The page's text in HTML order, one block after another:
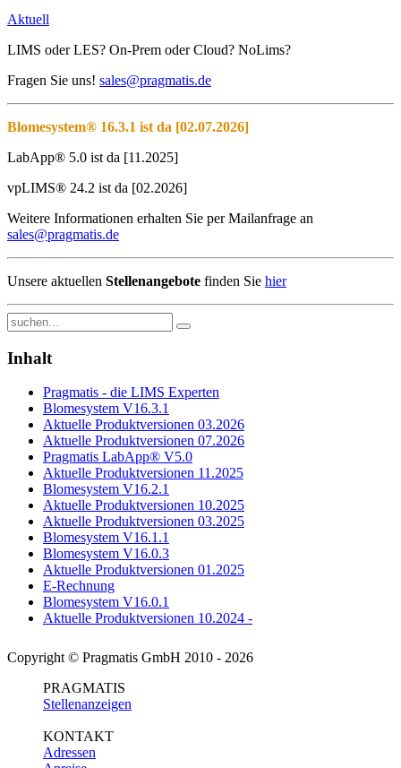
Aktuell
LIMS oder LES? On-Prem oder Cloud? NoLims?
Fragen Sie uns! sales@pragmatis.de
Blomesystem® 16.3.1 ist da [02.07.2026]
LabApp® 5.0 ist da [11.2025]
vpLIMS® 24.2 ist da [02.2026]
Weitere Informationen erhalten Sie per Mailanfrage an
sales@pragmatis.de
Unsere aktuellen Stellenangebote finden Sie hier
Inhalt
Pragmatis - die LIMS Experten
Blomesystem V16.3.1
Aktuelle Produktversionen 03.2026
Aktuelle Produktversionen 07.2026
Pragmatis LabApp® V5.0
Aktuelle Produktversionen 11.2025
Blomesystem V16.2.1
Aktuelle Produktversionen 10.2025
Aktuelle Produktversionen 03.2025
Blomesystem V16.1.1
Blomesystem V16.0.3
Aktuelle Produktversionen 01.2025
E-Rechnung
Blomesystem V16.0.1
Aktuelle Produktversionen 10.2024 -
Copyright © Pragmatis GmbH 2010 - 2026
PRAGMATIS
Stellenanzeigen
KONTAKT
Adressen